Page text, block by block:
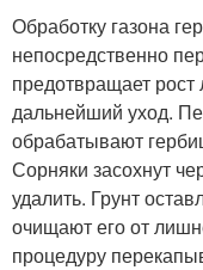
Обработку газона
непосредственно
предотвращает
дальнейший уход.
обрабатывают
Сорняки засохнут
удалить. Грунт
очищают его от
процедуру